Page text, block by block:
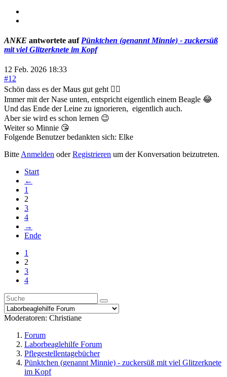
ANKE antwortete auf Pünktchen (genannt Minnie) - zuckersüß
mit viel Glitzerknete im Kopf
12 Feb. 2026 18:33
#12
Schön dass es der Maus gut geht 👍🏻
Immer mit der Nase unten, entspricht eigentlich einem Beagle 😂
Und das Ende der Leine zu ignorieren, eigentlich auch.
Aber sie wird es schon lernen 😉
Weiter so Minnie 😘
Folgende Benutzer bedankten sich: Elke
Bitte Anmelden oderRegistrieren um der Konversation beizutreten.
Start
←
1
2
3
4
→
Ende
1
2
3
4
Moderatoren: Christiane
Forum
Laborbeaglehilfe Forum
Pflegestellentagebücher
Pünktchen (genannt Minnie) - zuckersüß mit viel Glitzerknete
im Kopf